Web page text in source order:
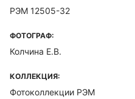
РЭМ 12505-32
ФОТОГРАФ:
Колчина Е.В.
КОЛЛЕКЦИЯ:
Фотоколлекции РЭМ